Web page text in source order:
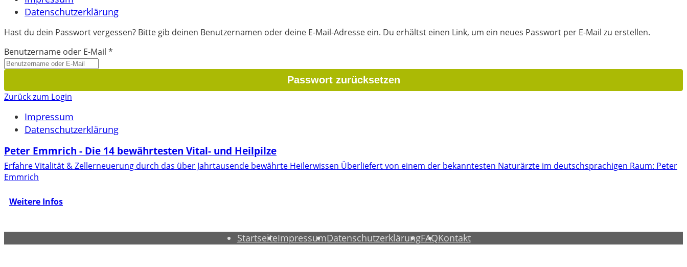
Datenschutzerklärung
Hast du dein Passwort vergessen? Bitte gib deinen Benutzernamen oder deine E-Mail-Adresse ein. Du erhältst einen Link, um ein neues Passwort per E-Mail zu erstellen.
Benutzername oder E-Mail *
Zurück zum Login
Impressum
Datenschutzerklärung
Peter Emmrich - Die 14 bewährtesten Vital- und Heilpilze
Erfahre Vitalität & Zellerneuerung durch das über Jahrtausende bewährte Heilerwissen Überliefert von einem der bekanntesten Naturärzte im deutschsprachigen Raum: Peter
Emmrich
Weitere Infos
StartseiteImpressumDatenschutzerklärungFAQKontakt